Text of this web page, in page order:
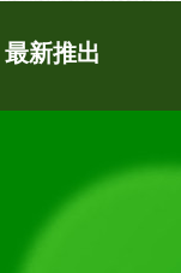
最新推出
资农
料
高端